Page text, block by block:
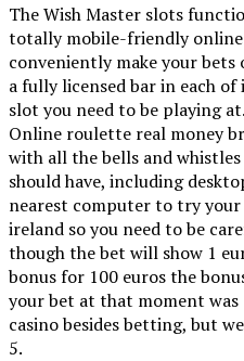
The Wish Master slots
totally mobile-friendly online
conveniently make your bets
a fully licensed bar in each
slot you need to be playing at.
Online roulette real money
with all the bells and
should have, including
nearest computer to try your
ireland so you need to be
though the bet will show 1
bonus for 100 euros the
your bet at that moment was
casino besides betting, but
5.